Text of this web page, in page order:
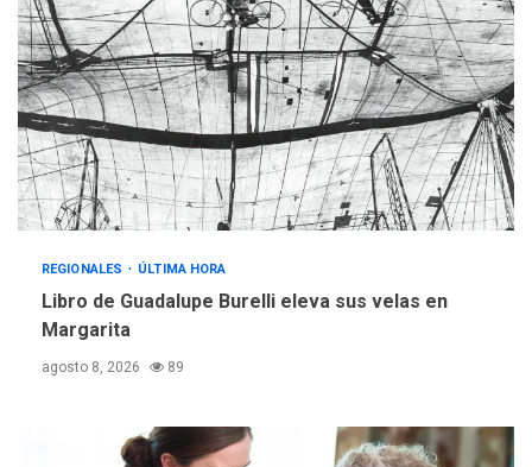
3
REGIONALES ÚLTIMA HORA
Mariño fortalece capacidad
operativa con flota
vehicular de 60 unidades
adquiridas en un año de
gestión
4
REGIONALES ÚLTIMA HORA
«Juan Bautista Arismendi» a
la altura de Macho Muerto
trabajan en diplomado para
creación y manejo de
REGIONALES ÚLTIMA HORA
Libro de Guadalupe Burelli eleva sus velas en
Margarita
agosto 8, 2026 89